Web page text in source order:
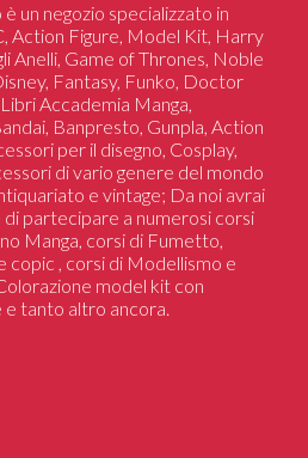
un negozio specializzato in
Action Figure, Model Kit, Harry
Anelli, Game of Thrones, Noble
Fantasy, Funko, Doctor
Accademia Manga,
Banpresto, Gunpla, Action
per il disegno, Cosplay,
di vario genere del mondo
e vintage; Da noi avrai
partecipare a numerosi corsi
Manga, corsi di Fumetto,
copic , corsi di Modellismo e
model kit con
tanto altro ancora.